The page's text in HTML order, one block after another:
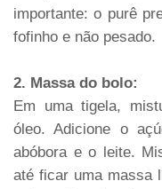
importante: o purê
fofinho e não pesado.
2. Massa do bolo:
Em uma tigela,
óleo. Adicione o
abóbora e o leite.
até ficar uma massa